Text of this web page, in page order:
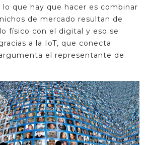
lo que hay que hacer es combinar
de mercado resultan de
físico con el digital y eso se
a la IoT, que conecta
el representante de